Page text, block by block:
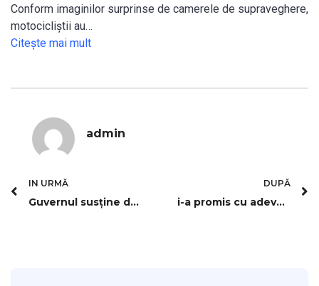
Conform imaginilor surprinse de camerele de supraveghere,
motocicliștii au…
Citeşte mai mult
admin
IN URMĂ
Guvernul susține deschiderea de noi fabrici de prefabricate, de oțel-beton și bitum. Care e scopul final
DUPĂ
i-a promis cu adevărat Mikel Arteta lui Cătălin Cîrjan că îi rezolvă împrumutul în La Liga? Ilie Dumitrescu nu e convins că românul făcea față în Spania